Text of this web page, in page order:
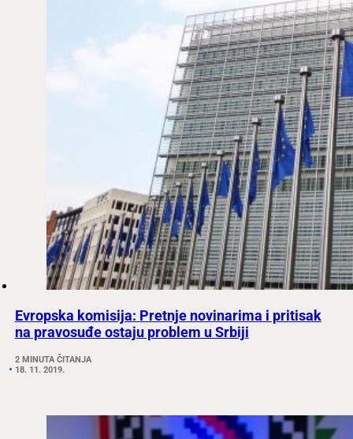
Evropska komisija: Pretnje novinarima i pritisak
na pravosuđe ostaju problem u Srbiji
2 MINUTA ČITANJA
18. 11. 2019.